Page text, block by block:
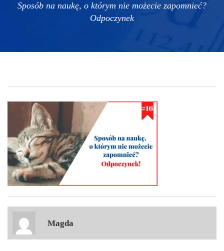
Sposób na naukę, o którym nie możecie zapomnieć?
Odpoczynek
Magda